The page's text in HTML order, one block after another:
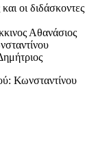
οι διδάσκοντες
Αθανάσιος
Κωνσταντίνου